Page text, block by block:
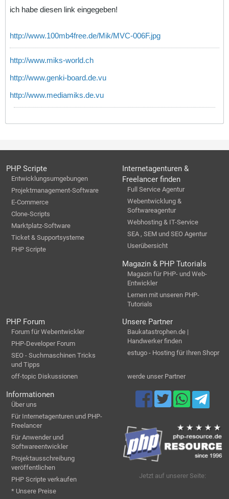
ich habe diesen link eingegeben!
http://www.100mb4free.de/Mik/MVC-006F.jpg
http://www.miks-world.ch
http://www.genki-board.de.vu
http://www.mediamiks.de.vu
PHP Scripte
Entwicklungsumgebungen
Projektmanagement-Software
E-Commerce
Clone-Scripts
Marktplatz-Software
Ticket & Supportsysteme
PHP Scripte
Internetagenturen &
Freelancer finden
Full Service Agentur
Webentwicklung &
Softwareagentur
Webhosting & IT-Service
SEA , SEM und SEO Agentur
Userübersicht
Magazin & PHP Tutorials
Magazin für PHP- und Web-
Entwickler
Lernen mit unseren PHP-
Tutorials
PHP Forum
Forum für Webentwickler
PHP-Developer Forum
SEO - Suchmaschinen Tricks
und Tipps
off-topic Diskussionen
Unsere Partner
Baukatastrophen.de |
Handwerker finden
estugo - Hosting für Ihren Shopr
werde unser Partner
Informationen
Über uns
Für Internetagenturen und PHP-
Freelancer
Für Anwender und
Softwareentwickler
Projektausschreibung
veröffentlichen
PHP Scripte verkaufen
* Unsere Preise
Jetzt auf unserer Seite: